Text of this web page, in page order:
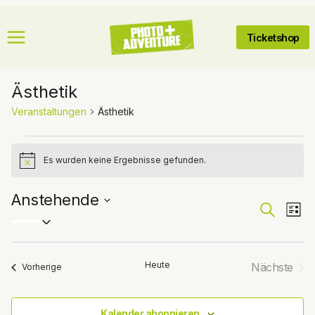
Inhalt
springen
Ticketshop
Ästhetik
Veranstaltungen Ästhetik
Veranstaltungen
HinweisEs wurden keine Ergebnisse gefunden.
Suche
und
SucheListe
Anstehende
Datum
wählen.
Vorherige Heute
Nächste